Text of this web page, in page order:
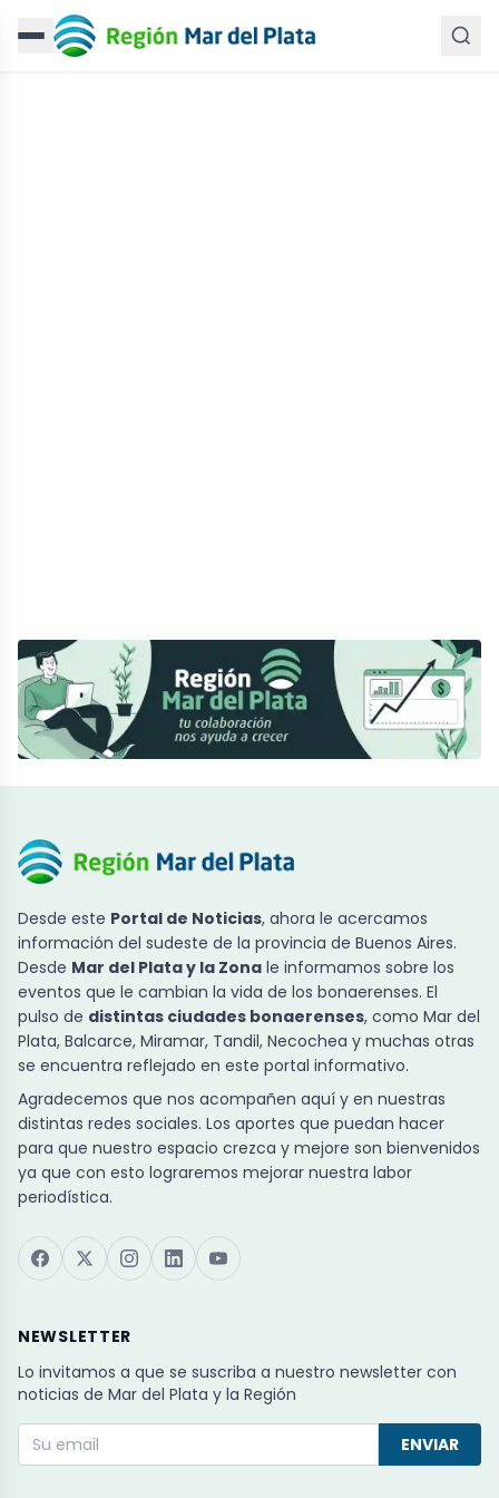
Desde este Portal de Noticias, ahora le acercamos
información del sudeste de la provincia de Buenos Aires.
Desde Mar del Plata y la Zona le informamos sobre los
eventos que le cambian la vida de los bonaerenses. El
pulso de distintas ciudades bonaerenses, como Mar del
Plata, Balcarce, Miramar, Tandil, Necochea y muchas otras
se encuentra reflejado en este portal informativo.
Agradecemos que nos acompañen aquí y en nuestras
distintas redes sociales. Los aportes que puedan hacer
para que nuestro espacio crezca y mejore son bienvenidos
ya que con esto lograremos mejorar nuestra labor
periodística.
NEWSLETTER
Lo invitamos a que se suscriba a nuestro newsletter con
noticias de Mar del Plata y la Región
ENVIAR